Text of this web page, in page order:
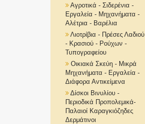
Αγροτικά - Σιδερένια -
Εργαλεία - Μηχανήματα -
Αλέτρια - Βαρέλια
Λιοτρίβια - Πρέσες Λαδιού
- Κρασιού - Ρούχων -
Τυπογραφείου
Οικιακά Σκεύη - Μικρά
Μηχανήματα - Εργαλεία -
Διάφορα Αντικείμενα
Δίσκοι Βινυλίου -
Περιοδικά Προπολεμικά-
Παλαιοί Καραγκιόζηδες
Δερμάτινοι